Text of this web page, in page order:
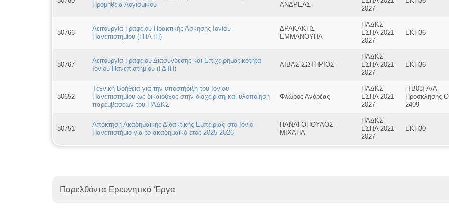
Προμήθεια Λογισμικού
ΑΝΔΡΕΑΣ
2027
80766
Λειτουργία Γραφείου Πρακτικής Άσκησης Ιονίου
Πανεπιστημίου (ΓΠΑ ΙΠ)
ΔΡΑΚΑΚΗΣ
ΕΜΜΑΝΟΥΗΛ
ΠΑΔΚΣ
ΕΣΠΑ 2021-
2027
ΕΚΠ36
80767
Λειτουργία Γραφείου Διασύνδεσης και Επιχειρηματικότητα
Ιονίου Πανεπιστημίου (ΓΔ ΙΠ)
ΛΙΒΑΣ ΣΩΤΗΡΙΟΣ
ΠΑΔΚΣ
ΕΣΠΑ 2021-
2027
ΕΚΠ36
80652
Tεχνική Βοήθεια για την υποστήριξη του Ιονίου
Πανεπιστημίου ως δικαιούχος στην διαχείριση και υλοποίηση
παρεμβάσεων του ΠΑΔΚΣ
Φλώρος Ανδρέας
ΠΑΔΚΣ
ΕΣΠΑ 2021-
2027
[ΤΒ03] Α/Α
Πρόσκλησης
2409
80751
Απόκτηση Ακαδημαϊκής Διδακτικής Εμπειρίας στο Ιόνιο
Πανεπιστήμιο για το ακαδημαϊκό έτος 2025-2026
ΠΑΝΑΓΟΠΟΥΛΟΣ
ΜΙΧΑΗΛ
ΠΑΔΚΣ
ΕΣΠΑ 2021-
2027
ΕΚΠ30
Παρελθόντα Ερευνητικά Έργα